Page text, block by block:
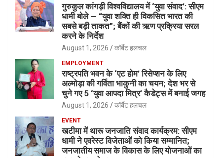
गुरुकुल कांगड़ी विश्वविद्यालय में ‘युवा संवाद’: सीएम
धामी बोले — “युवा शक्ति ही विकसित भारत की
सबसे बड़ी ताकत”; बैंकों की ऋण प्रक्रिया सरल
करने के निर्देश
August 1, 2026 कॉर्बेट हलचल
EMPLOYMENT
राष्ट्रपति भवन के ‘एट होम’ रिसेप्शन के लिए
अल्मोड़ा की गर्विता भाकुनी का चयन; देश भर से
चुने गए 5 ‘युवा आपदा मित्र’ कैडेट्स में बनाई जगह
August 1, 2026 कॉर्बेट हलचल
EVENT
खटीमा में थारू जनजाति संवाद कार्यक्रम: सीएम
धामी ने एवरेस्ट विजेताओं को किया सम्मानित;
जनजातीय समाज के विकास के लिए योजनाओं का